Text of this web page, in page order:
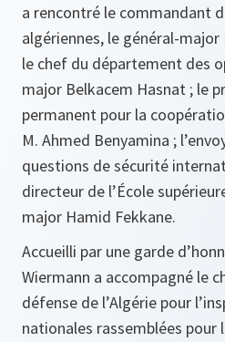
a rencontré le commandant
algériennes, le général-
le chef du département des
major Belkacem Hasnat ; le
permanent pour la
M. Ahmed Benyamina ;
questions de sécurité
directeur de l’École
major Hamid Fekkane.
Accueilli par une garde
Wiermann a accompagné le
défense de l’Algérie pour
nationales rassemblées pour